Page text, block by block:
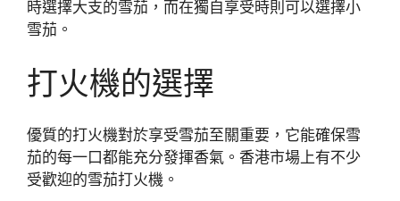
時選擇大支的雪茄，而在獨自享受時則可以選擇小
雪茄。
打火機的選擇
優質的打火機對於享受雪茄至關重要，它能確保雪
茄的每一口都能充分發揮香氣。香港市場上有不少
受歡迎的雪茄打火機。